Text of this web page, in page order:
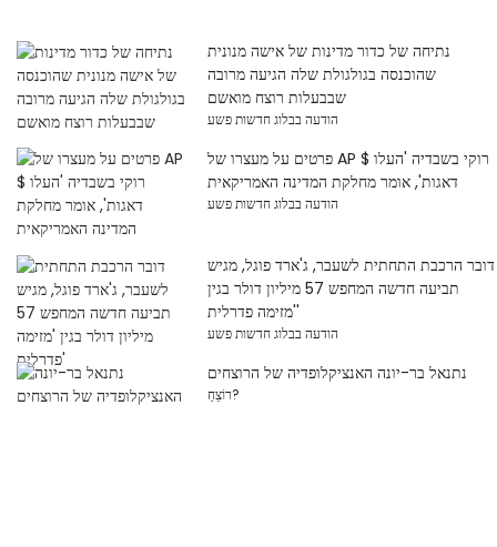
נתיחה של כדור מדינות של אישה מנונית
שהוכנסה בגולגולת שלה הגיעה מרובה
שבבעלות רוצח מואשם
הודעה בבלוג חדשות פשע
פרטים על מעצרו של AP $ רוקי בשבדיה 'העלו
דאגות', אומר מחלקת המדינה האמריקאית
הודעה בבלוג חדשות פשע
דובר הרכבת התחתית לשעבר, ג'ארד פוגל, מגיש
תביעה חדשה המחפש 57 מיליון דולר בגין
'מזימה פדרלית'
הודעה בבלוג חדשות פשע
נתנאל בר-יונה האנציקלופדיה של הרוצחים
רוֹצֵחַ?